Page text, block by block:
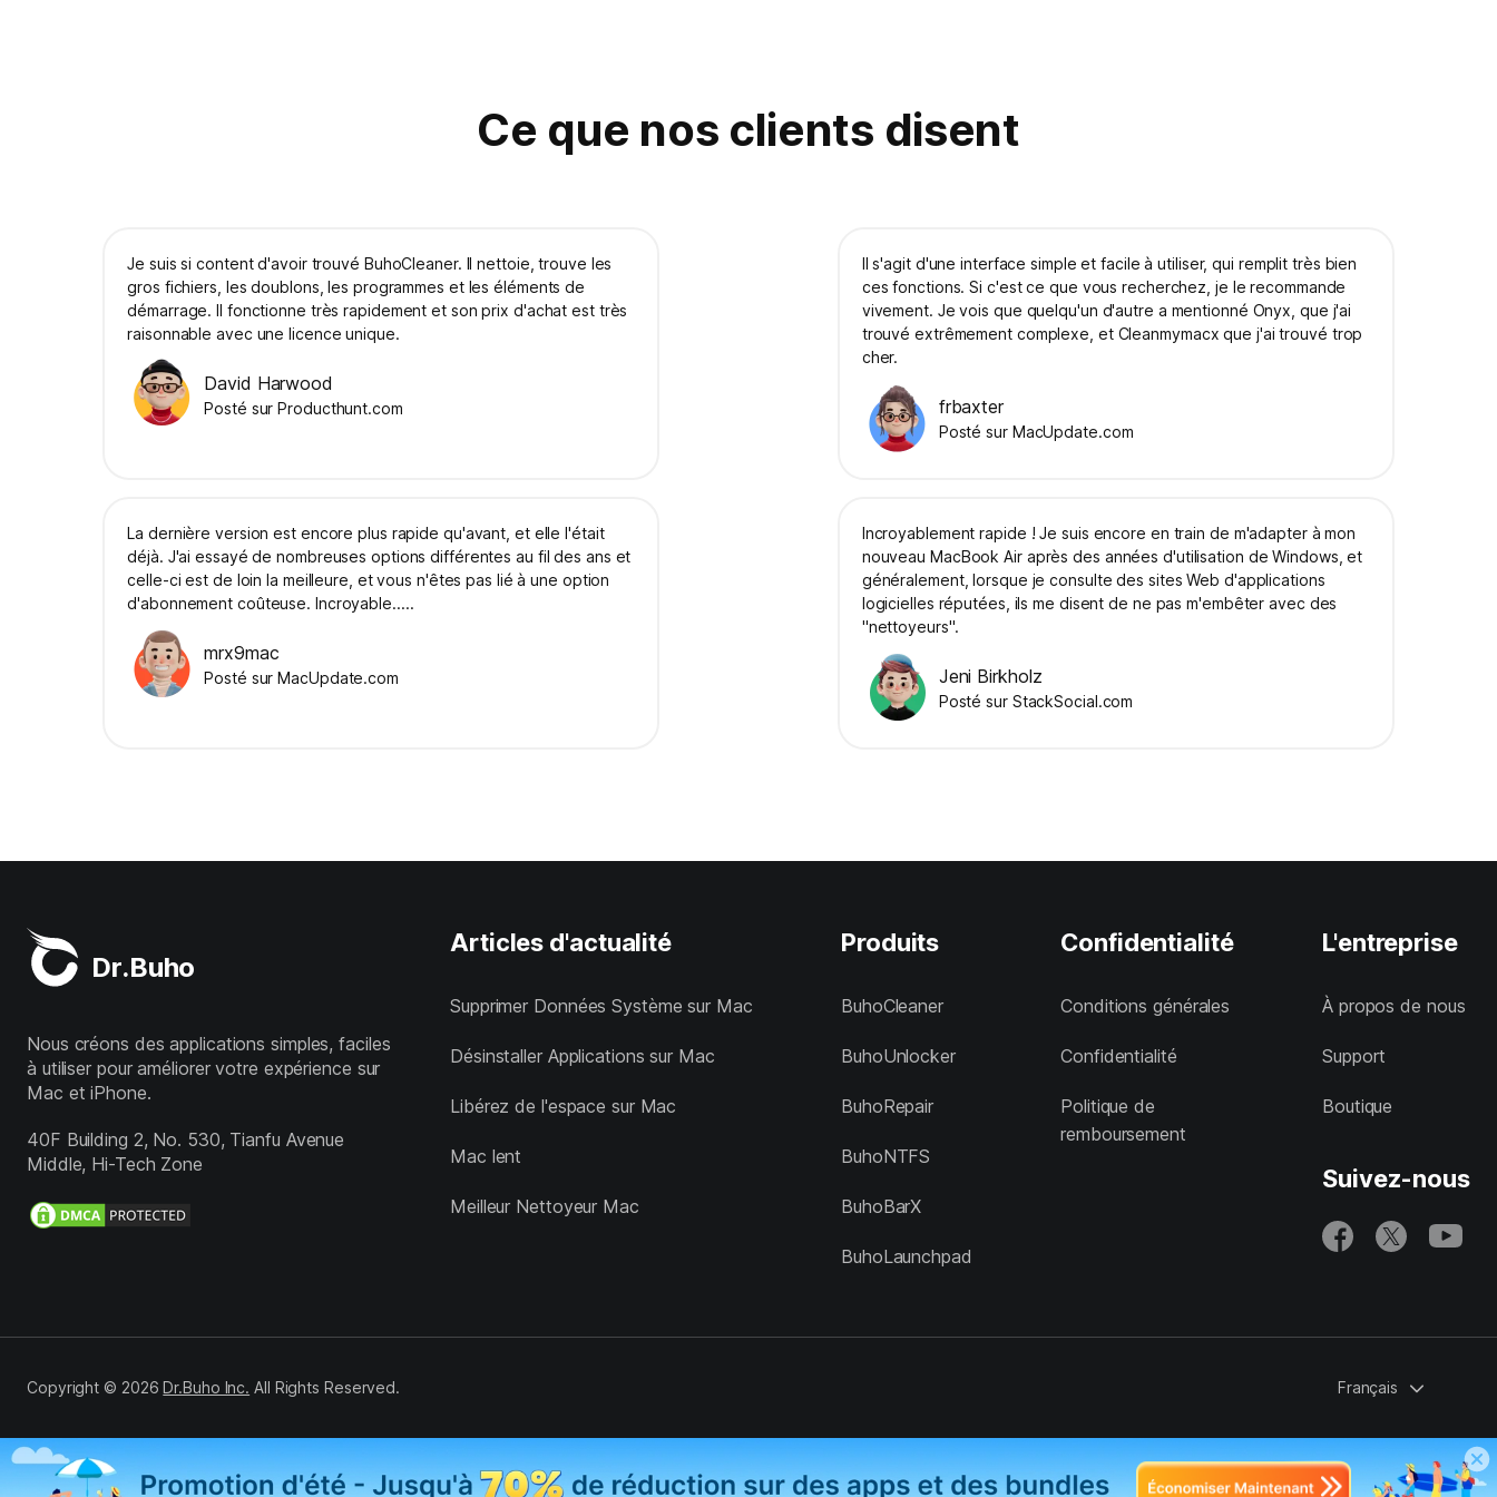
Ce que nos clients disent
Je suis si content d'avoir trouvé BuhoCleaner. Il nettoie, trouve les
gros fichiers, les doublons, les programmes et les éléments de
démarrage. Il fonctionne très rapidement et son prix d'achat est très
raisonnable avec une licence unique.
David Harwood
Posté sur Producthunt.com
Il s'agit d'une interface simple et facile à utiliser, qui remplit très bien
ces fonctions. Si c'est ce que vous recherchez, je le recommande
vivement. Je vois que quelqu'un d'autre a mentionné Onyx, que j'ai
trouvé extrêmement complexe, et Cleanmymacx que j'ai trouvé trop
cher.
frbaxter
Posté sur MacUpdate.com
La dernière version est encore plus rapide qu'avant, et elle l'était
déjà. J'ai essayé de nombreuses options différentes au fil des ans et
celle-ci est de loin la meilleure, et vous n'êtes pas lié à une option
d'abonnement coûteuse. Incroyable.....
mrx9mac
Posté sur MacUpdate.com
Incroyablement rapide ! Je suis encore en train de m'adapter à mon
nouveau MacBook Air après des années d'utilisation de Windows, et
généralement, lorsque je consulte des sites Web d'applications
logicielles réputées, ils me disent de ne pas m'embêter avec des
"nettoyeurs".
Jeni Birkholz
Posté sur StackSocial.com
Dr.Buho
Nous créons des applications simples, faciles
à utiliser pour améliorer votre expérience sur
Mac et iPhone.
40F Building 2, No. 530, Tianfu Avenue
Middle, Hi-Tech Zone
Articles d'actualité
Supprimer Données Système sur Mac
Désinstaller Applications sur Mac
Libérez de l'espace sur Mac
Mac lent
Meilleur Nettoyeur Mac
Produits
BuhoCleaner
BuhoUnlocker
BuhoRepair
BuhoNTFS
BuhoBarX
BuhoLaunchpad
Confidentialité
Conditions générales
Confidentialité
Politique de
remboursement
L'entreprise
À propos de nous
Support
Boutique
Suivez-nous
Copyright © 2026 Dr.Buho Inc. All Rights Reserved. Français
NewYear promotion
This website uses cookies to ensure you get the best experience on our website. By continuing to use this site, you